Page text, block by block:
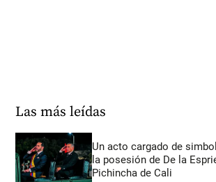
Las más leídas
Un acto cargado de
la posesión de De la
Pichincha de Cali